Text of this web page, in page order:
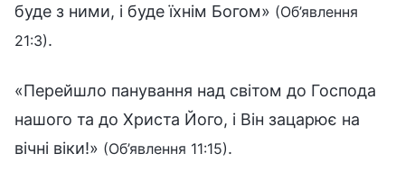
буде з ними, і буде їхнім Богом» (Об’явлення
21:3).
«Перейшло панування над світом до Господа
нашого та до Христа Його, і Він зацарює на
вічні віки!» (Об’явлення 11:15).